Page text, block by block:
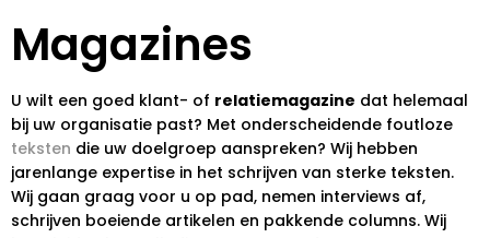
Magazines
U wilt een goed klant- of relatiemagazine dat helemaal
bij uw organisatie past? Met onderscheidende foutloze
teksten die uw doelgroep aanspreken? Wij hebben
jarenlange expertise in het schrijven van sterke teksten.
Wij gaan graag voor u op pad, nemen interviews af,
schrijven boeiende artikelen en pakkende columns. Wij